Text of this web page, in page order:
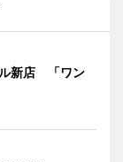
ル新店 「ワン